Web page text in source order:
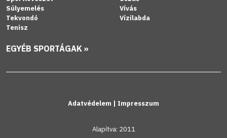
Súlyemelés
Tekvondó
Tenisz
Vívás
Vízilabda
EGYÉB SPORTÁGAK »
Adatvédelem | Impresszum
Alapítva: 2011